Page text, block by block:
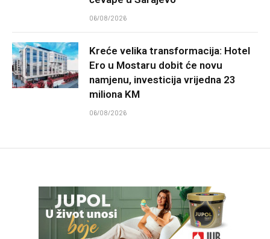
06/08/2026
Kreće velika transformacija: Hotel
Ero u Mostaru dobit će novu
namjenu, investicija vrijedna 23
miliona KM
06/08/2026